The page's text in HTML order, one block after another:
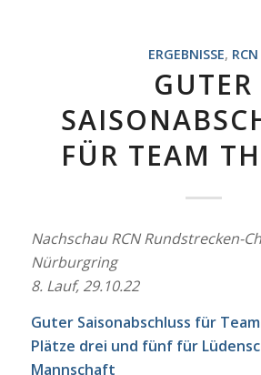
ERGEBNISSE, RCN
GUTER
FÜR TEAM
Nachschau RCN Rundstrecken-
Nürburgring
8. Lauf, 29.10.22
Guter Saisonabschluss für
Plätze drei und fünf für
Mannschaft